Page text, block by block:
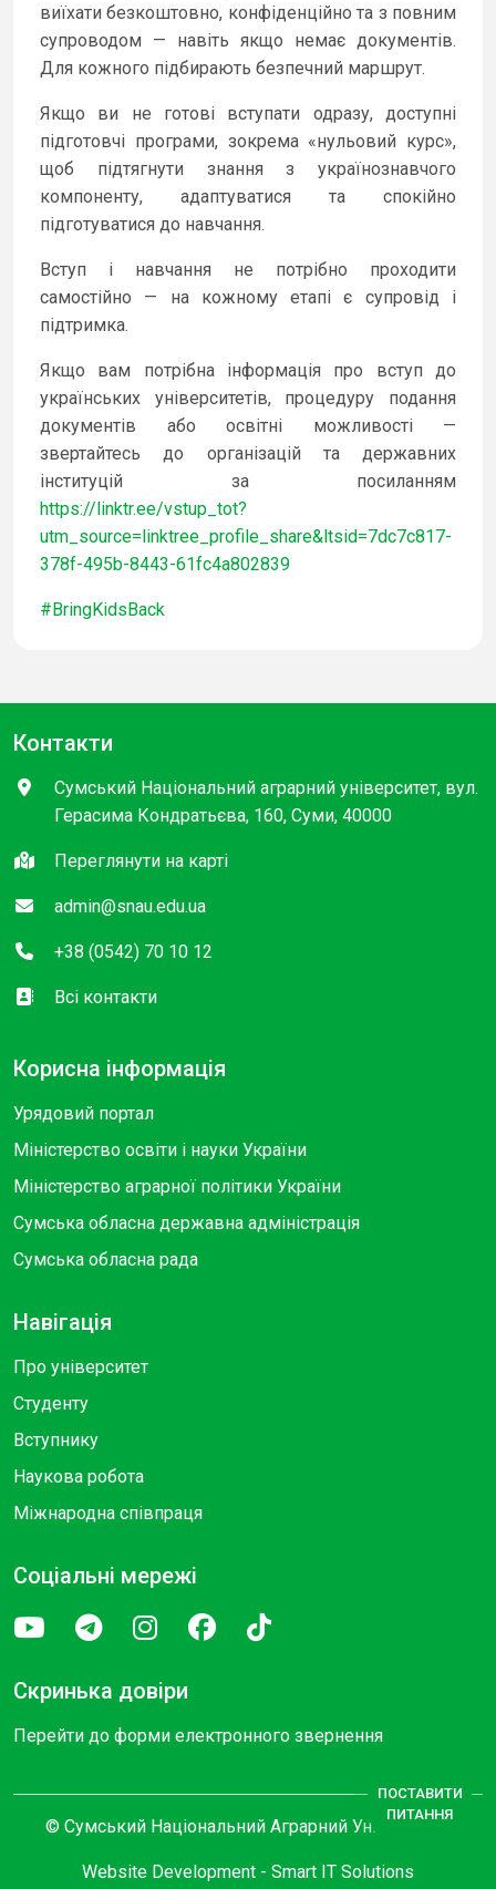
виїхати безкоштовно, конфіденційно та з повним
супроводом — навіть якщо немає документів.
Для кожного підбирають безпечний маршрут.
Якщо ви не готові вступати одразу, доступні
підготовчі програми, зокрема «нульовий курс»,
щоб підтягнути знання з українознавчого
компоненту, адаптуватися та спокійно
підготуватися до навчання.
Вступ і навчання не потрібно проходити
самостійно — на кожному етапі є супровід і
підтримка.
Якщо вам потрібна інформація про вступ до
українських університетів, процедуру подання
документів або освітні можливості —
звертайтесь до організацій та державних
інституцій за посиланням
https://linktr.ee/vstup_tot?
utm_source=linktree_profile_share&ltsid=7dc7c817-
378f-495b-8443-61fc4a802839
#BringKidsBack
Контакти
Сумський Національний аграрний університет, вул.
Герасима Кондратьєва, 160, Суми, 40000
Переглянути на карті
admin@snau.edu.ua
+38 (0542) 70 10 12
Всі контакти
Корисна інформація
Урядовий портал
Міністерство освіти і науки України
Міністерство аграрної політики України
Сумська обласна державна адміністрація
Сумська обласна рада
Навігація
Про університет
Студенту
Вступнику
Наукова робота
Міжнародна співпраця
Соціальні мережі
Скринька довіри
Перейти до форми електронного звернення
© Сумський Національний Аграрний Університет
Website Development - Smart IT Solutions
ПОСТАВИТИ
ПИТАННЯ